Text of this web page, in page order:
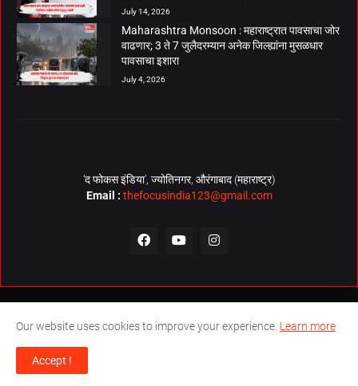
July 14, 2026
Maharashtra Monsoon : महाराष्ट्रात पावसाचा जोर
वाढणार; 3 ते 7 जुलैदरम्यान अनेक जिल्ह्यांना मुसळधार
पावसाचा इशारा
July 4, 2026
‘द फोकस इंडिया’, ज्योतिनगर, औरंगाबाद (महाराष्ट्र)
Email : thefocusindia123@gmail.com
© Copyrights 2026. All Rights Reserved. Technical Support by
About Us Contact Us The Focus India Policy
Our website uses cookies to improve your experience. Learn more
Accept !